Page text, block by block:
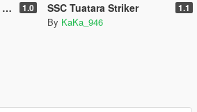
1.0 SSC Tuatara Striker 1.1
By KaKa_946